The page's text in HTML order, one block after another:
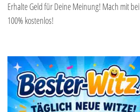
Erhalte Geld für Deine Meinung! Mach mit bei
100% kostenlos!